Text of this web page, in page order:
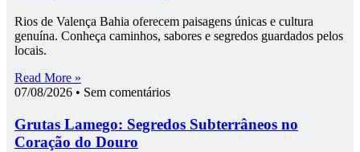
Rios de Valença Bahia oferecem paisagens únicas e cultura
genuína. Conheça caminhos, sabores e segredos guardados pelos
locais.
Read More »
07/08/2026
Sem comentários
Grutas Lamego: Segredos Subterrâneos no
Coração do Douro